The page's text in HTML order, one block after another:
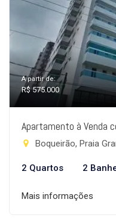
A partir de:
R$ 575.000
Apartamento à Venda
Boqueirão, Praia
2 Quartos 2
Mais informações